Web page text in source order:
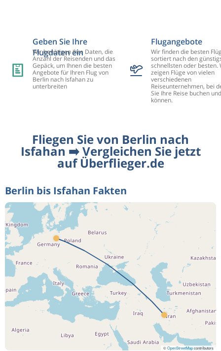
Geben Sie Ihre
Flugdaten ein
Wir benötigen Ihre Daten, die
Anzahl der Reisenden und das
Gepäck, um Ihnen die besten
Angebote für Ihren Flug von
Berlin nach Isfahan zu
unterbreiten
Flugangebote
Wir finden die besten
sortiert nach den
schnellsten oder besten.
zeigen Flüge von vielen
verschiedenen
Reiseunternehmen, bei
Sie Ihre Reise buchen
können.
Fliegen Sie von Berlin nach
Isfahan ➡️ Vergleichen Sie jetzt
auf Überflieger.de
Berlin bis Isfahan Fakten
©OpenStreetMapcontributors